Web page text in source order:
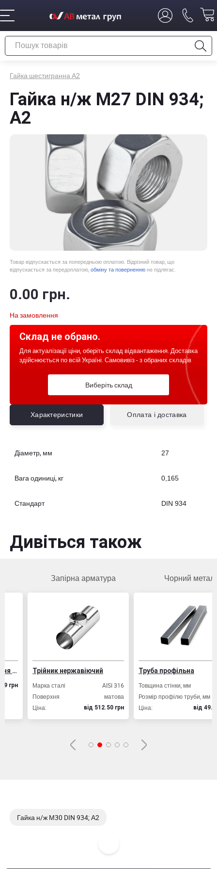
Гайка шестигранна А2
Гайка н/ж М27 DIN 934;
А2
Товар відпускається за попередньою оплатою. Відрізний товар, що
відпускається за передоплатою, обміну та поверненню не підлягає.
0.00 грн.
На замовлення
Склад не обрано.
Для актуалізації ціни, оберіть склад відвантаження. Доставка
здійснюється по всій Україні. Самовивіз - з обраних складів
Виберіть склад
Характеристики Оплата і доставка
Діаметр, мм 27
Вага одиниці, кг 0,165
Стандарт DIN 934
Дивіться також
Запірна арматура
Трійник нержавіючий
Марка сталі
AISI 316
Поверхня
матова
вiд 512.50 грн
Чорний метал
Труба профільна
Товщина стінки, мм
Розмір профілю труби, мм 20х20
Ціна:
вiд 49.80 грн
Гайка н/ж М30 DIN 934; А2